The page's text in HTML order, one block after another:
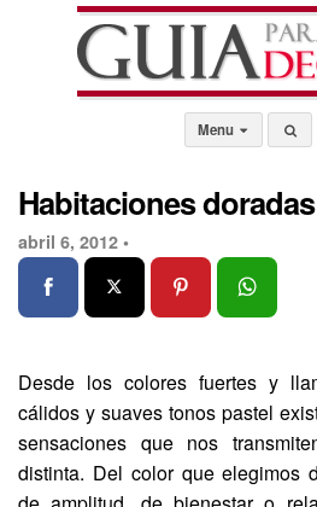
Menu
Habitaciones doradas
abril 6, 2012 •
Desde los colores fuertes y
cálidos y suaves tonos pastel
sensaciones que nos
distinta. Del color que elegimos